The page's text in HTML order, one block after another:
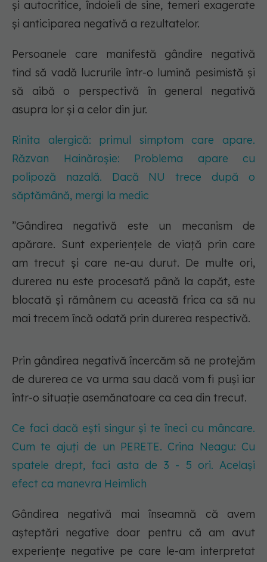
și autocritice, îndoieli de sine, temeri exagerate
și anticiparea negativă a rezultatelor.
Persoanele care manifestă gândire negativă
tind să vadă lucrurile într-o lumină pesimistă și
să aibă o perspectivă în general negativă
asupra lor și a celor din jur.
Rinita alergică: primul simptom care apare.
Răzvan Hainăroșie: Problema apare cu
polipoză nazală. Dacă NU trece după o
săptămână, mergi la medic
”Gândirea negativă este un mecanism de
apărare. Sunt experiențele de viață prin care
am trecut și care ne-au durut. De multe ori,
durerea nu este procesată până la capăt, este
blocată și rămânem cu această frica ca să nu
mai trecem încă odată prin durerea respectivă.
Prin gândirea negativă încercăm să ne protejăm
de durerea ce va urma sau dacă vom fi puși iar
într-o situație asemănatoare ca cea din trecut.
Ce faci dacă ești singur și te îneci cu mâncare.
Cum te ajuți de un PERETE. Crina Neagu: Cu
spatele drept, faci asta de 3 - 5 ori. Același
efect ca manevra Heimlich
Gândirea negativă mai înseamnă că avem
așteptări negative doar pentru că am avut
experiențe negative pe care le-am interpretat